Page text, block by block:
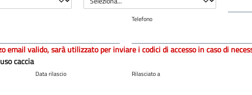
Telefono
email valido, sarà utilizzato per inviare i codici di accesso in caso di
caccia
Data rilascio Rilasciato a